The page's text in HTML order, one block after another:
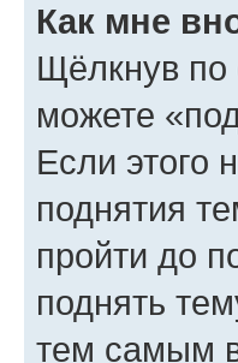
Как мне
Щёлкнув по
можете
Если этого
поднятия
пройти до
поднять
тем самым